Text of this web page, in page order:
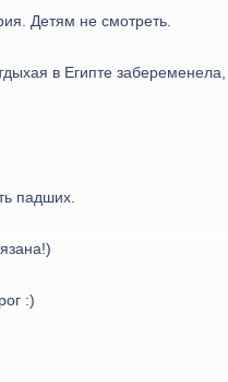
Детям не смотреть.
в Египте
падших.
:)